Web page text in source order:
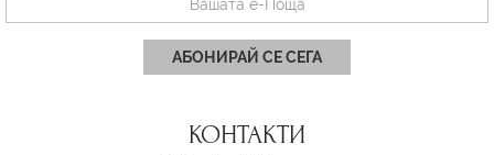
АБОНИРАЙ СЕ СЕГА
КОНТАКТИ